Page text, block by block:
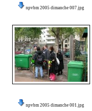
npvbm 2005 dimanche 007.jpg
npvbm 2005 dimanche 001.jpg